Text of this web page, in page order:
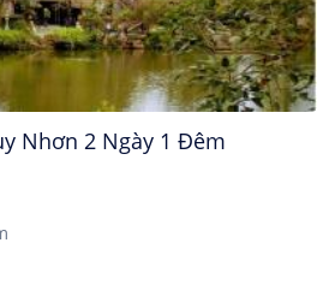
Nhơn 2 Ngày 1 Đêm